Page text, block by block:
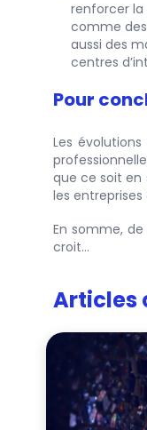
renforcer la
comme
aussi des
centres
Pour
Les
que ce soit en
les
En somme,
croit…
Articles